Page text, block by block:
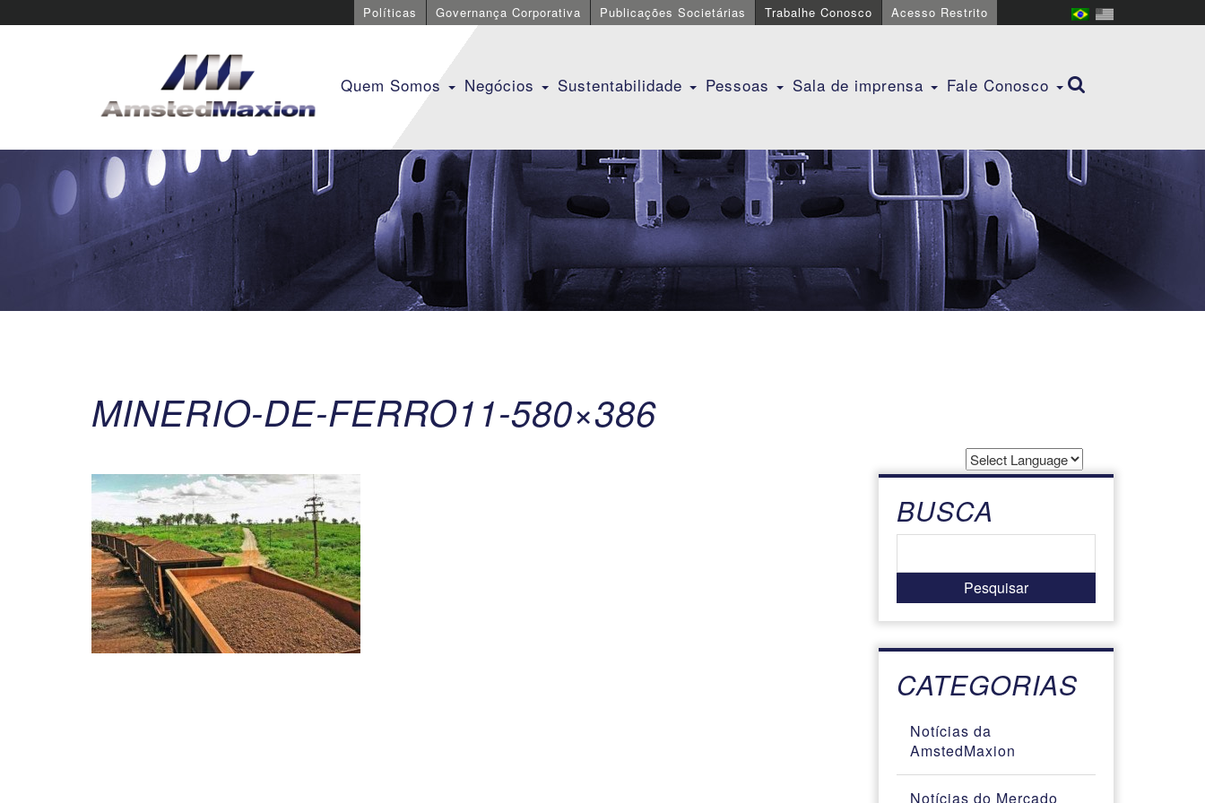
Políticas Governança Corporativa Publicações Societárias Trabalhe Conosco Acesso Restrito
Quem Somos Negócios Sustentabilidade Pessoas Sala de imprensa Fale Conosco
MINERIO-DE-FERRO11-580×386
Powered by
BUSCA
CATEGORIAS
Notícias da
AmstedMaxion
Notícias do Mercado